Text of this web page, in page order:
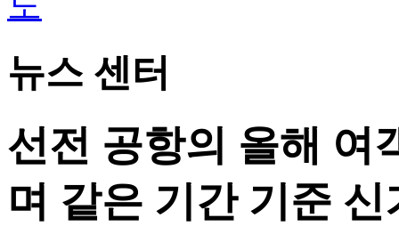
뉴스 센터
선전 공항의 올해 여
며 같은 기간 기준